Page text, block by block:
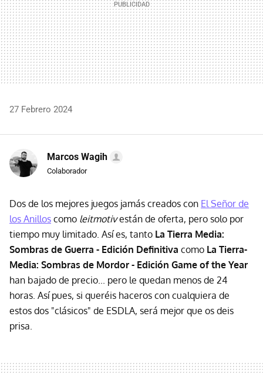
27 Febrero 2024
Marcos Wagih
Colaborador
Dos de los mejores juegos jamás creados con El Señor de
los Anillos como leitmotivestán de oferta, pero solo por
tiempo muy limitado. Así es, tanto La Tierra Media:
Sombras de Guerra - Edición Definitiva como La Tierra-
Media: Sombras de Mordor - Edición Game of the Year
han bajado de precio... pero le quedan menos de 24
horas. Así pues, si queréis haceros con cualquiera de
estos dos "clásicos" de ESDLA, será mejor que os deis
prisa.